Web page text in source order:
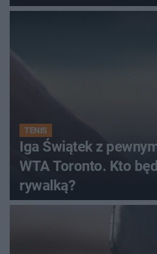
TENIS
Iga Świątek z
WTA Toronto. Kto
rywalką?